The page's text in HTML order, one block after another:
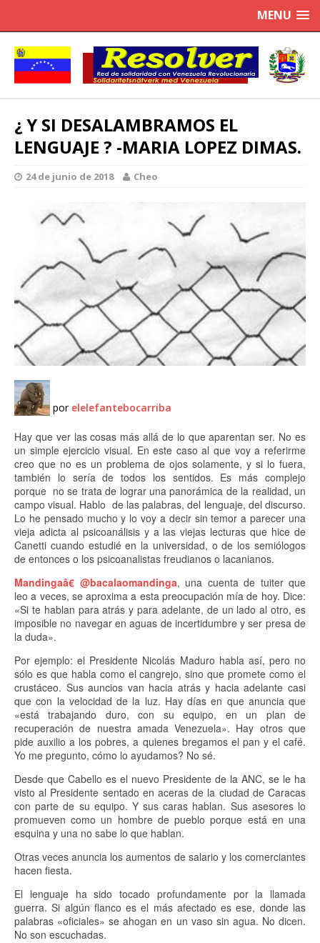
MENU
¿ Y SI DESALAMBRAMOS EL
LENGUAJE ? -MARIA LOPEZ DIMAS.
24 de junio de 2018 Cheo
por elelefantebocarriba
Hay que ver las cosas más allá de lo que aparentan ser. No es
un simple ejercicio visual. En este caso al que voy a referirme
creo que no es un problema de ojos solamente, y si lo fuera,
también lo sería de todos los sentidos. Es más complejo
porque no se trata de lograr una panorámica de la realidad, un
campo visual. Hablo de las palabras, del lenguaje, del discurso.
Lo he pensado mucho y lo voy a decir sin temor a parecer una
vieja adicta al psicoanálisis y a las viejas lecturas que hice de
Canetti cuando estudié en la universidad, o de los semiólogos
de entonces o los psicoanalistas freudianos o lacanianos.
Mandingaâ€ @bacalaomandinga, una cuenta de tuiter que
leo a veces, se aproxima a esta preocupación mía de hoy. Dice:
«Si te hablan para atrás y para adelante, de un lado al otro, es
imposible no navegar en aguas de incertidumbre y ser presa de
la duda».
Por ejemplo: el Presidente Nicolás Maduro habla así, pero no
sólo es que habla como el cangrejo, sino que promete como el
crustáceo. Sus auncios van hacia atrás y hacia adelante casi
que con la velocidad de la luz. Hay días en que anuncia que
«está trabajando duro, con su equipo, en un plan de
recuperación de nuestra amada Venezuela». Hay otros que
pide auxilio a los pobres, a quienes bregamos el pan y el café.
Yo me pregunto, cómo lo ayudamos? No sé.
Desde que Cabello es el nuevo Presidente de la ANC, se le ha
visto al Presidente sentado en aceras de la ciudad de Caracas
con parte de su equipo. Y sus caras hablan. Sus asesores lo
promueven como un hombre de pueblo porque está en una
esquina y una no sabe lo que hablan.
Otras veces anuncia los aumentos de salario y los comerciantes
hacen fiesta.
El lenguaje ha sido tocado profundamente por la llamada
guerra. Si algún flanco es el más afectado es ese, donde las
palabras «oficiales» se ahogan en un vaso sin agua. No dicen.
No son escuchadas.